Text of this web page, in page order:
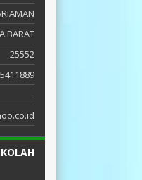
BARAT
25552
-